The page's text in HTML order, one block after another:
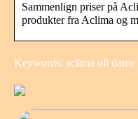
Sammenlign priser på
produkter fra Aclima og
Keywords: aclima ull dame